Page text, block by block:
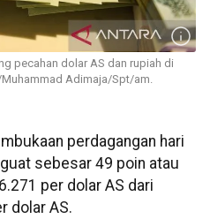
pecahan dolar AS dan rupiah di
Muhammad Adimaja/Spt/am.
perdagangan hari
sebesar 49 poin atau
per dolar AS dari
dolar AS.